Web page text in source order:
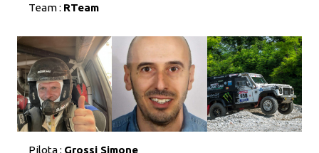
Team : RTeam
Pilota : Grossi Simone